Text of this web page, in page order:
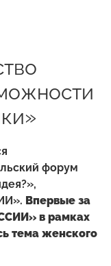
форум
Впервые за
в рамках
тема женского